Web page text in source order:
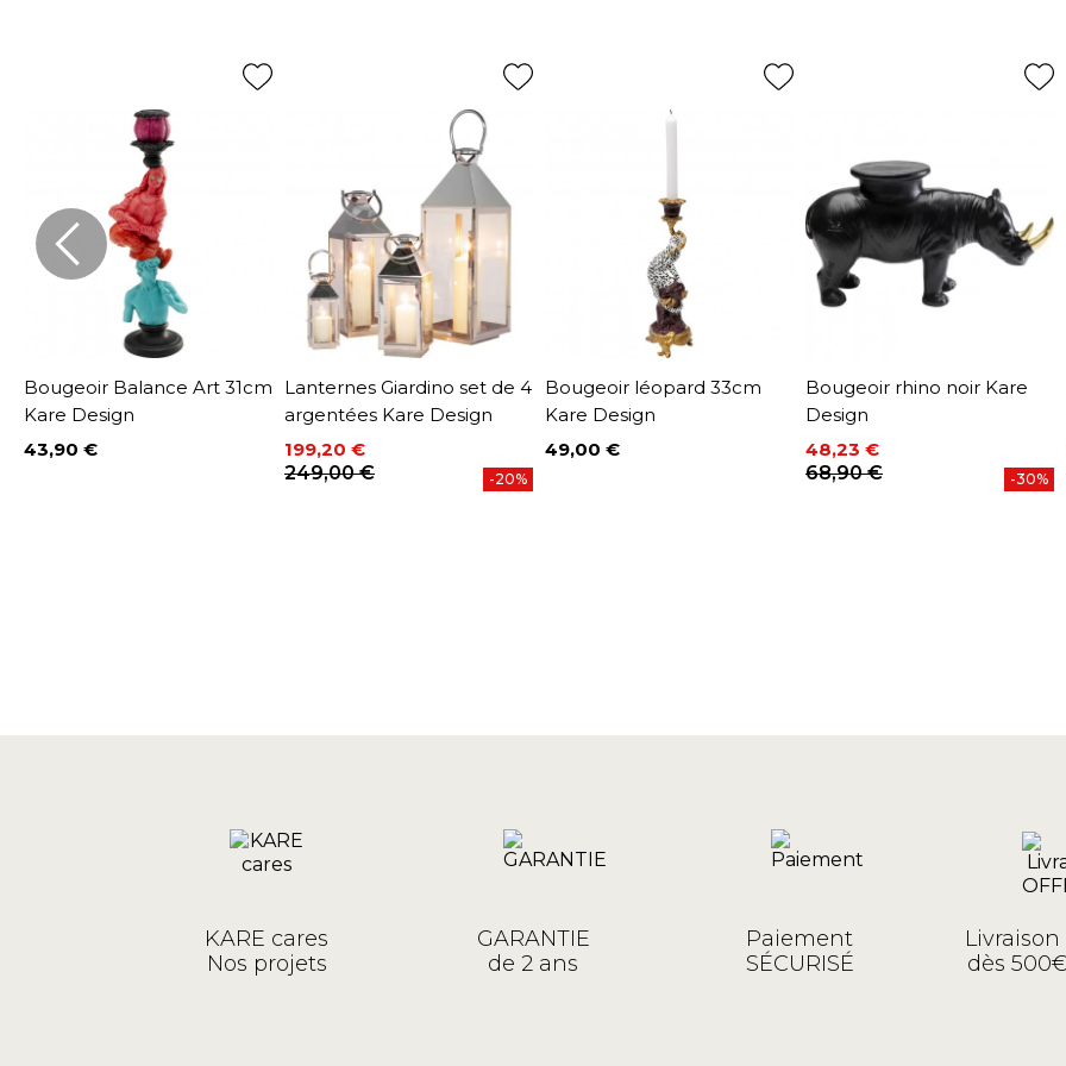
Bougeoir Balance Art 31cm
Kare Design
Prix
43,90 €
Lanternes Giardino set de 4
argentées Kare Design
Prix
199,20 €
Prix de base
249,00 € -20%
Bougeoir léopard 33cm
Kare Design
Prix
49,00 €
Bougeoir rhino noir Kare
Design
Prix
48,23 €
Prix de base
68,90 € -30%
KARE cares
Nos projets
GARANTIE
de 2 ans
Paiement
SÉCURISÉ
Livraison
dès